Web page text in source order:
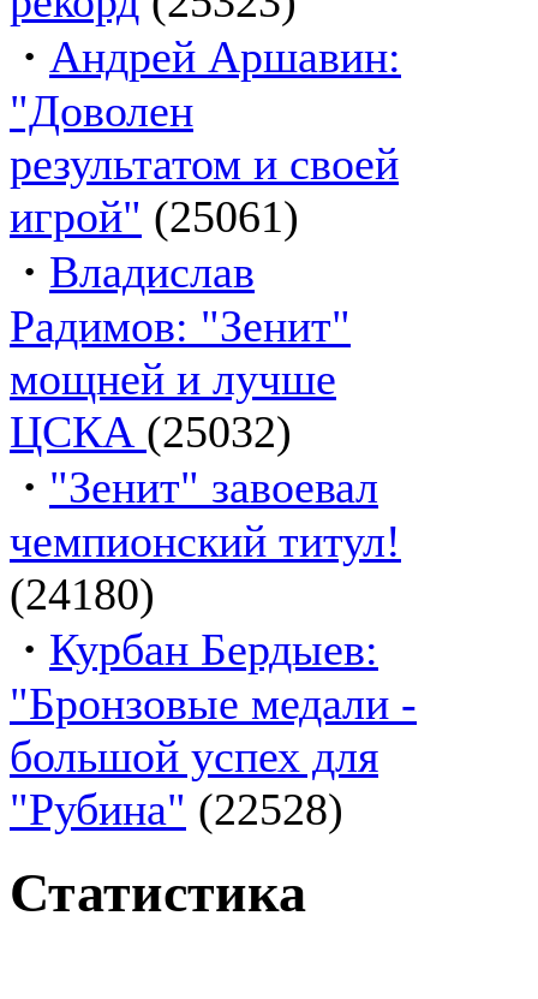
· Андрей Аршавин:
"Доволен
результатом и своей
игрой" (25061)
· Владислав
Радимов: "Зенит"
мощней и лучше
ЦСКА (25032)
· "Зенит" завоевал
чемпионский титул!
(24180)
· Курбан Бердыев:
"Бронзовые медали -
большой успех для
"Рубина" (22528)
Статистика